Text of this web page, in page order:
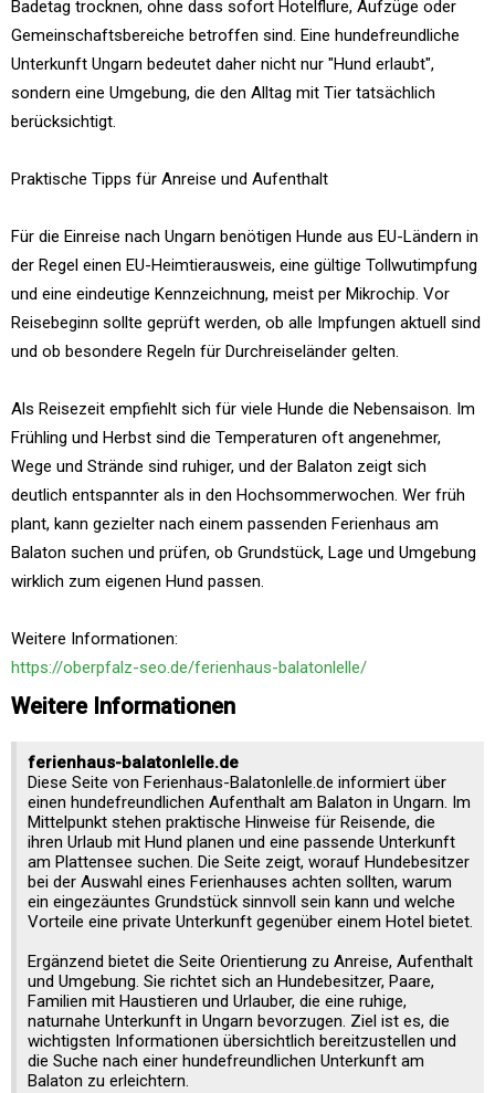
Badetag trocknen, ohne dass sofort Hotelflure, Aufzüge oder
Gemeinschaftsbereiche betroffen sind. Eine hundefreundliche
Unterkunft Ungarn bedeutet daher nicht nur "Hund erlaubt",
sondern eine Umgebung, die den Alltag mit Tier tatsächlich
berücksichtigt.
Praktische Tipps für Anreise und Aufenthalt
Für die Einreise nach Ungarn benötigen Hunde aus EU-Ländern in
der Regel einen EU-Heimtierausweis, eine gültige Tollwutimpfung
und eine eindeutige Kennzeichnung, meist per Mikrochip. Vor
Reisebeginn sollte geprüft werden, ob alle Impfungen aktuell sind
und ob besondere Regeln für Durchreiseländer gelten.
Als Reisezeit empfiehlt sich für viele Hunde die Nebensaison. Im
Frühling und Herbst sind die Temperaturen oft angenehmer,
Wege und Strände sind ruhiger, und der Balaton zeigt sich
deutlich entspannter als in den Hochsommerwochen. Wer früh
plant, kann gezielter nach einem passenden Ferienhaus am
Balaton suchen und prüfen, ob Grundstück, Lage und Umgebung
wirklich zum eigenen Hund passen.
Weitere Informationen:
https://oberpfalz-seo.de/ferienhaus-balatonlelle/
Weitere Informationen
ferienhaus-balatonlelle.de
Diese Seite von Ferienhaus-Balatonlelle.de informiert über
einen hundefreundlichen Aufenthalt am Balaton in Ungarn. Im
Mittelpunkt stehen praktische Hinweise für Reisende, die
ihren Urlaub mit Hund planen und eine passende Unterkunft
am Plattensee suchen. Die Seite zeigt, worauf Hundebesitzer
bei der Auswahl eines Ferienhauses achten sollten, warum
ein eingezäuntes Grundstück sinnvoll sein kann und welche
Vorteile eine private Unterkunft gegenüber einem Hotel bietet.
Ergänzend bietet die Seite Orientierung zu Anreise, Aufenthalt
und Umgebung. Sie richtet sich an Hundebesitzer, Paare,
Familien mit Haustieren und Urlauber, die eine ruhige,
naturnahe Unterkunft in Ungarn bevorzugen. Ziel ist es, die
wichtigsten Informationen übersichtlich bereitzustellen und
die Suche nach einer hundefreundlichen Unterkunft am
Balaton zu erleichtern.